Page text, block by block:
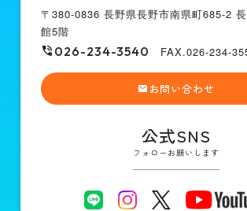
〒380-0836 長野県長野市南県町685-2
館5階
026-234-3540 FAX.026-234-
お問い合わせ
公式SNS
フォローお願いします